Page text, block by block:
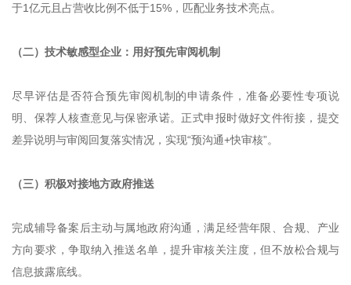
于1亿元且占营收比例不低于15%，匹配业务技术亮点。
（二）技术敏感型企业：用好预先审阅机制
尽早评估是否符合预先审阅机制的申请条件，准备必要性专项说
明、保荐人核查意见与保密承诺。正式申报时做好文件衔接，提交
差异说明与审阅回复落实情况，实现“预沟通+快审核”。
（三）积极对接地方政府推送
完成辅导备案后主动与属地政府沟通，满足经营年限、合规、产业
方向要求，争取纳入推送名单，提升审核关注度，但不放松合规与
信息披露底线。